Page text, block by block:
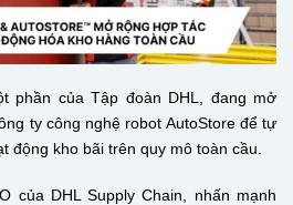
phần của Tập đoàn DHL, đang mở
ty công nghệ robot AutoStore để tự
động kho bãi trên quy mô toàn cầu.
của DHL Supply Chain, nhấn mạnh